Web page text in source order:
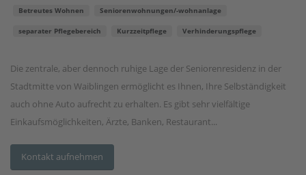
Betreutes Wohnen Seniorenwohnungen/-wohnanlage
separater Pflegebereich Kurzzeitpflege Verhinderungspflege
Die zentrale, aber dennoch ruhige Lage der Seniorenresidenz in der
Stadtmitte von Waiblingen ermöglicht es Ihnen, Ihre Selbständigkeit
auch ohne Auto aufrecht zu erhalten. Es gibt sehr vielfältige
Einkaufsmöglichkeiten, Ärzte, Banken, Restaurant...
Kontakt aufnehmen